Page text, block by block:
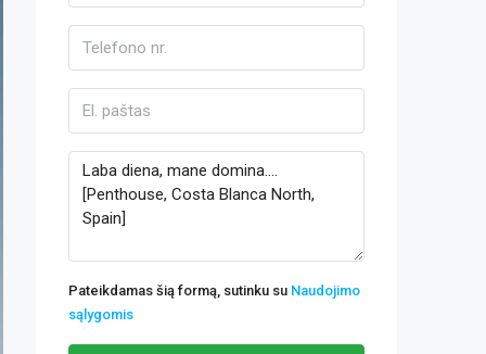
Pateikdamas šią formą, sutinku su Naudojimo
sąlygomis